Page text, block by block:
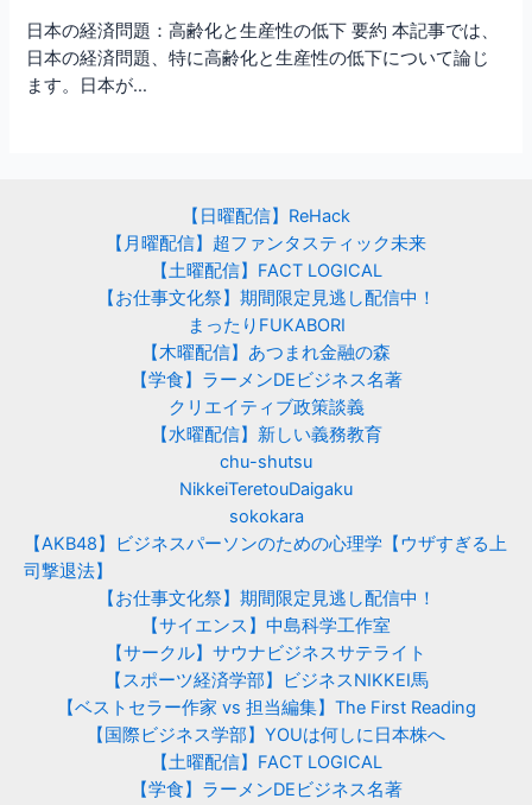
日本の経済問題：高齢化と生産性の低下 要約 本記事では、
日本の経済問題、特に高齢化と生産性の低下について論じ
ます。日本が…
【日曜配信】ReHack
【月曜配信】超ファンタスティック未来
【土曜配信】FACT LOGICAL
【お仕事文化祭】期間限定見逃し配信中！
まったりFUKABORI
【木曜配信】あつまれ金融の森
【学食】ラーメンDEビジネス名著
クリエイティブ政策談義
【水曜配信】新しい義務教育
chu-shutsu
NikkeiTeretouDaigaku
sokokara
【AKB48】ビジネスパーソンのための心理学【ウザすぎる上
司撃退法】
【お仕事文化祭】期間限定見逃し配信中！
【サイエンス】中島科学工作室
【サークル】サウナビジネスサテライト
【スポーツ経済学部】ビジネスNIKKEI馬
【ベストセラー作家 vs 担当編集】The First Reading
【国際ビジネス学部】YOUは何しに日本株へ
【土曜配信】FACT LOGICAL
【学食】ラーメンDEビジネス名著